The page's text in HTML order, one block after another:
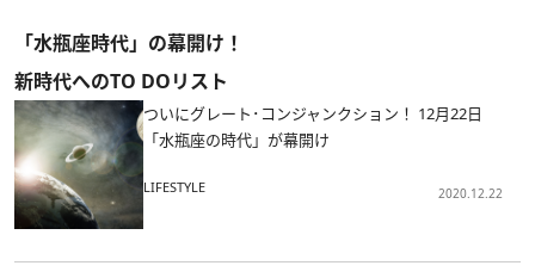
「水瓶座時代」の幕開け！
新時代へのTO DOリスト
ついにグレート･コンジャンクション！ 12月22日
「水瓶座の時代」が幕開け
LIFESTYLE 2020.12.22